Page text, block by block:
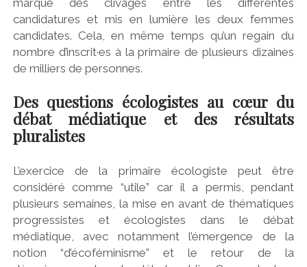
candidatures et mis en lumière les deux femmes
candidates. Cela, en même temps qu’un regain du
nombre d’inscrit·es à la primaire de plusieurs dizaines
de milliers de personnes.
Des questions écologistes au cœur du
débat médiatique et des résultats
pluralistes
L’exercice de la primaire écologiste peut être
considéré comme “utile” car il a permis, pendant
plusieurs semaines, la mise en avant de thématiques
progressistes et écologistes dans le débat
médiatique, avec notamment l’émergence de la
notion “d’écoféminisme” et le retour de la